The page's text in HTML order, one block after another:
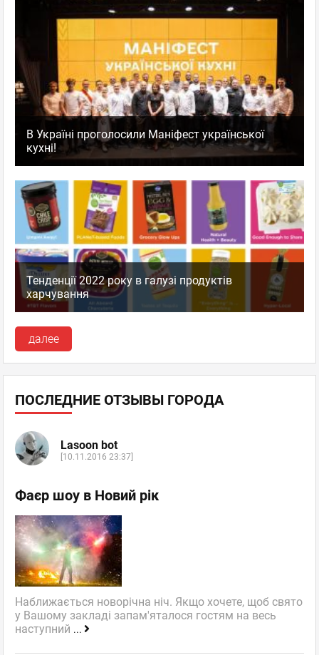
В Україні проголосили Маніфест української
кухні!
Тенденції 2022 року в галузі продуктів
харчування
далее
ПОСЛЕДНИЕ ОТЗЫВЫ ГОРОДА
Lasoon bot
[10.11.2016 23:37]
Фаєр шоу в Новий рік
Наближається новорічна ніч. Якщо хочете, щоб свято
у Вашому закладі запам'яталося гостям на весь
наступний ...